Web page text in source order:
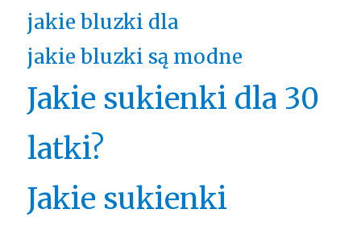
jakie bluzki dla
jakie bluzki są modne
Jakie sukienki dla 30
latki?
Jakie sukienki